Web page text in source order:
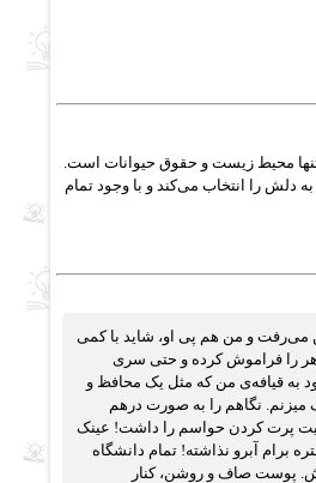
تنها محیط زیست و حقوق حیوانات است.
دلش را انتخاب می‌کند و با وجود تمام
می‌رفت و من هم پی او، شاید با کمی
را فراموش کرده و حتی سری
به قیافه‌ی من که مثل یک محافظ و
میزنم. نگاهم را به صورت درهم
پرت کردن حواسم را داشت! عینک
برام آبرو نذاشته! تمام دانشگاه
پوست صاف و روشن، کنار